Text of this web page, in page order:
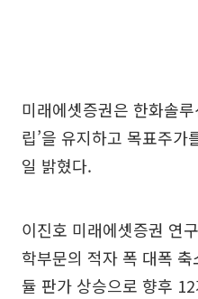
미래에셋증권은 한화솔
립’을 유지하고 목표주
일 밝혔다.
이진호 미래에셋증권 연
학부문의 적자 폭 대폭
듈 판가 상승으로 향후